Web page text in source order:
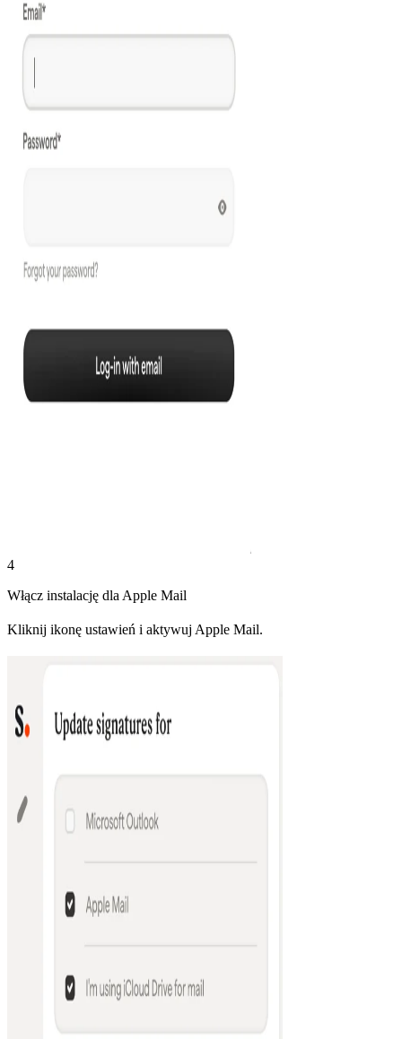
4
Włącz instalację dla Apple Mail
Kliknij ikonę ustawień i aktywuj Apple Mail.